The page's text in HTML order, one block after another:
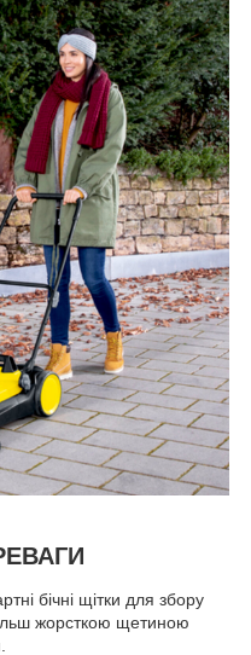
бічні щітки для збору
жорсткою щетиною